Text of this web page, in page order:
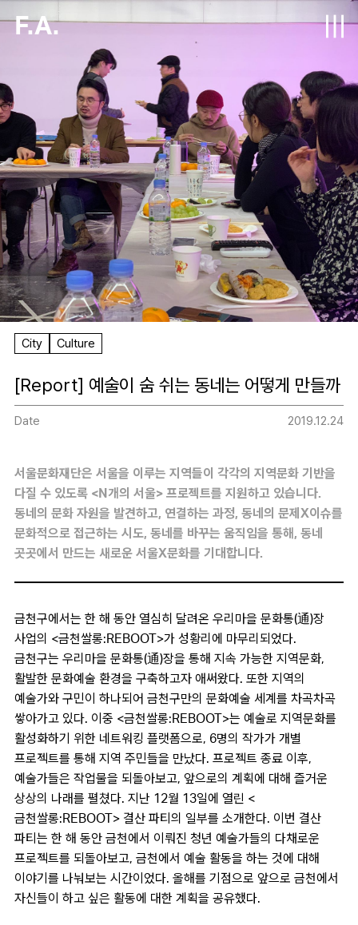
F.A.
City Culture
[Report] 예술이 숨 쉬는 동네는 어떻게 만들까
Date 2019.12.24
서울문화재단은 서울을 이루는 지역들이 각각의 지역문화 기반을
다질 수 있도록 <N개의 서울> 프로젝트를 지원하고 있습니다.
동네의 문화 자원을 발견하고, 연결하는 과정, 동네의 문제X이슈를
문화적으로 접근하는 시도, 동네를 바꾸는 움직임을 통해, 동네
곳곳에서 만드는 새로운 서울X문화를 기대합니다.
금천구에서는 한 해 동안 열심히 달려온 우리마을 문화통(通)장
사업의 <금천쌀롱:REBOOT>가 성황리에 마무리되었다.
금천구는 우리마을 문화통(通)장을 통해 지속 가능한 지역문화,
활발한 문화예술 환경을 구축하고자 애써왔다. 또한 지역의
예술가와 구민이 하나되어 금천구만의 문화예술 세계를 차곡차곡
쌓아가고 있다. 이중 <금천쌀롱:REBOOT>는 예술로 지역문화를
활성화하기 위한 네트워킹 플랫폼으로, 6명의 작가가 개별
프로젝트를 통해 지역 주민들을 만났다. 프로젝트 종료 이후,
예술가들은 작업물을 되돌아보고, 앞으로의 계획에 대해 즐거운
상상의 나래를 펼쳤다. 지난 12월 13일에 열린 <
금천쌀롱:REBOOT> 결산 파티의 일부를 소개한다. 이번 결산
파티는 한 해 동안 금천에서 이뤄진 청년 예술가들의 다채로운
프로젝트를 되돌아보고, 금천에서 예술 활동을 하는 것에 대해
이야기를 나눠보는 시간이었다. 올해를 기점으로 앞으로 금천에서
자신들이 하고 싶은 활동에 대한 계획을 공유했다.